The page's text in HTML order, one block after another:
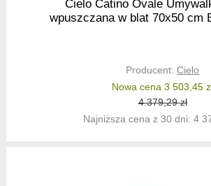
Cielo Catino Ovale
wpuszczana w blat 70x50 cm
Producent:Cielo
Nowa cena 3 503,45
4 379,29 zł
Najniższa cena z 30 dni: 4